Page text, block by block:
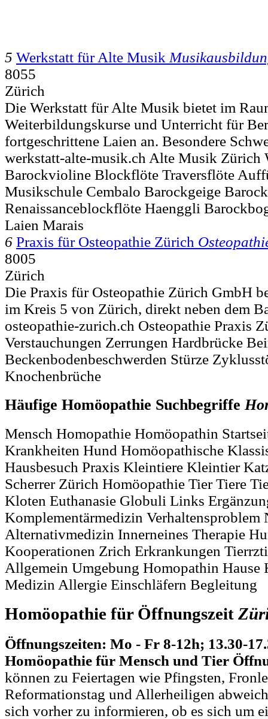
5 Werkstatt für Alte Musik
8055
Zürich
Die Werkstatt für Alte Musik bietet im
Weiterbildungskurse und Unterricht für
fortgeschrittene Laien an. Besondere
werkstatt-alte-musik.ch Alte Musik Zürich
Barockvioline Blockflöte Traversflöte
Musikschule Cembalo Barockgeige
Renaissanceblockflöte Haenggli
Laien Marais
6 Praxis für Osteopathie Zürich
8005
Zürich
Die Praxis für Osteopathie Zürich GmbH
im Kreis 5 von Zürich, direkt neben dem
osteopathie-zurich.ch Osteopathie Praxis
Verstauchungen Zerrungen Hardbrücke
Beckenbodenbeschwerden Stürze
Knochenbrüche
Häufige Homöopathie Suchbegriffe
Mensch Homopathie Homöopathin
Krankheiten Hund Homöopathische
Hausbesuch Praxis Kleintiere Kleintier
Scherrer Zürich Homöopathie Tier Tiere
Kloten Euthanasie Globuli Links
Komplementärmedizin Verhaltensproblem
Alternativmedizin Innerneines Therapie
Kooperationen Zrich Erkrankungen
Allgemein Umgebung Homopathin Hause
Medizin Allergie Einschläfern Begleitung
Homöopathie für Öffnungszeit
Öffnungszeiten: Mo - Fr 8-12h; 13.30-
Homöopathie für Mensch und Tier
können zu Feiertagen wie Pfingsten,
Reformationstag und Allerheiligen
sich vorher zu informieren, ob es sich um